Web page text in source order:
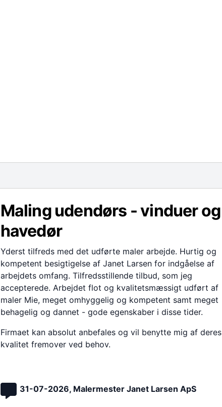
Maling udendørs - vinduer og
havedør
Yderst tilfreds med det udførte maler arbejde. Hurtig og
kompetent besigtigelse af Janet Larsen for indgåelse af
arbejdets omfang. Tilfredsstillende tilbud, som jeg
accepterede. Arbejdet flot og kvalitetsmæssigt udført af
maler Mie, meget omhyggelig og kompetent samt meget
behagelig og dannet - gode egenskaber i disse tider.
Firmaet kan absolut anbefales og vil benytte mig af deres
kvalitet fremover ved behov.
31-07-2026, Malermester Janet Larsen ApS